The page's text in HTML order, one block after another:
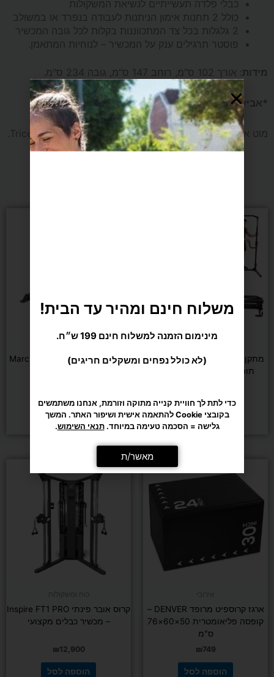
בחינם*
כבלי פלדה תעשייתיים לנשיאת המשקולות
כולל 2 תחנות אימון הניתנות לעבודה בנפרד או במשולב
2 גלגלות בכל צד המתכווננות בקלות לכל גובה המכשיר
פוסטר תרגילים ענק על המכשיר – לנוחיות המתאמן.
מידות: אורך 102 ס"מ, רוחב 147 ס"מ, גובה 234 ס"מ.
*אביזרים נלווים:
מוט ארוך, מוט ישר מרופד, ידית אחיזה משולשת וחבל Triceps.
מתקן מתח מקבילים מתקפל ולא
תופס מקום בבית DENVER
1,290
990
הוספה לסל
ספת כושר מתכווננת Marcy 670
הוספה לסל
ארגז קרוספיט מרופד DENVER –
קופסה פליאומטרית 50×60×76
ס"מ
₪749
הוספה לסל
קרוס אובר פינתי Inspire FT1 PRO
– מכשיר כבלים מקצועי
₪12,900
הוספה לסל
מינימום הזמנה למשלוח חינם 199 ש״ח.
(לא כולל נפחים ומשקלים חריגים)
גלישה = הסכמה טעימה במיוחד.תנאי השימוש.